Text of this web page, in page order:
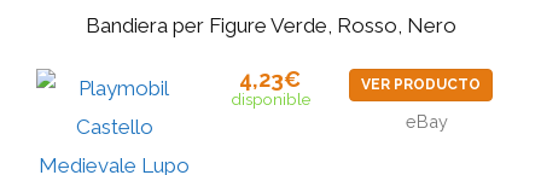
Bandiera per Figure Verde, Rosso, Nero
4,23€
disponible
VER PRODUCTO
eBay